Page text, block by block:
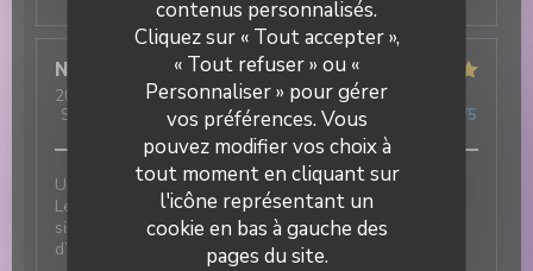
contenus personnalisés.
Cliquez sur « Tout accepter »,
« Tout refuser » ou «
Personnaliser » pour gérer
vos préférences. Vous
pouvez modifier vos choix à
tout moment en cliquant sur
l'icône représentant un
cookie en bas à gauche des
pages du site.
Nicolas
2026-07-31 - 12:30 - Couverts 2
Service
Ambiance:5/5 Cuisine 5/5 Qualité / Prix /5
Une excellente adresse italienne au cœur du village !
Les plats sont délicieux et le service est tout
simplement incroyable : chaleureux, attentionné et
d’une grande gentillesse.
DUETTO